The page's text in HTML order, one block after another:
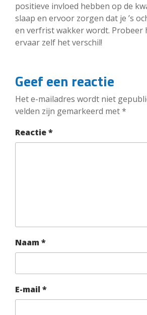
positieve invloed hebben op de
slaap en ervoor zorgen dat je ’s
en verfrist wakker wordt. Probeer
ervaar zelf het verschil!
Geef een reactie
Het e-mailadres wordt niet
velden zijn gemarkeerd met*
Reactie*
Naam *
E-mail *